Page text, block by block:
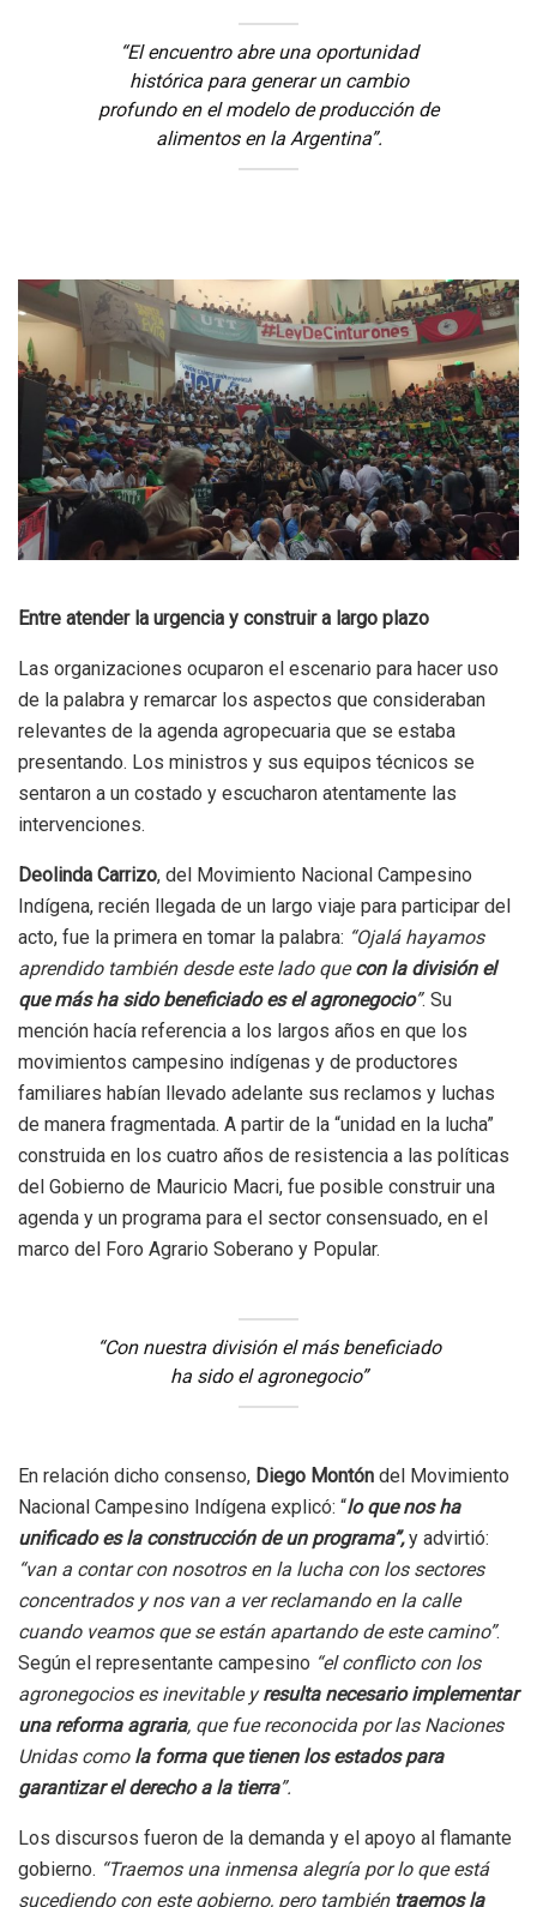
“El encuentro abre una oportunidad
histórica para generar un cambio
profundo en el modelo de producción de
alimentos en la Argentina”.
Entre atender la urgencia y construir a largo plazo
Las organizaciones ocuparon el escenario para hacer uso
de la palabra y remarcar los aspectos que consideraban
relevantes de la agenda agropecuaria que se estaba
presentando. Los ministros y sus equipos técnicos se
sentaron a un costado y escucharon atentamente las
intervenciones.
Deolinda Carrizo, del Movimiento Nacional Campesino
Indígena, recién llegada de un largo viaje para participar del
acto, fue la primera en tomar la palabra: “Ojalá hayamos
aprendido también desde este lado quecon la división el
que más ha sido beneficiado es el agronegocio”. Su
mención hacía referencia a los largos años en que los
movimientos campesino indígenas y de productores
familiares habían llevado adelante sus reclamos y luchas
de manera fragmentada. A partir de la “unidad en la lucha”
construida en los cuatro años de resistencia a las políticas
del Gobierno de Mauricio Macri, fue posible construir una
agenda y un programa para el sector consensuado, en el
marco del Foro Agrario Soberano y Popular.
“Con nuestra división el más beneficiado
ha sido el agronegocio”
En relación dicho consenso, Diego Montón del Movimiento
Nacional Campesino Indígena explicó: “lo que nos ha
unificado es la construcción de un programa”,y advirtió:
“van a contar con nosotros en la lucha con los sectores
concentrados y nos van a ver reclamando en la calle
cuando veamos que se están apartando de este camino”.
Según el representante campesino “el conflicto con los
agronegocios es inevitable yresulta necesario implementar
una reforma agraria, que fue reconocida por las Naciones
Unidas como la forma que tienen los estados para
garantizar el derecho a la tierra”.
Los discursos fueron de la demanda y el apoyo al flamante
gobierno. “Traemos una inmensa alegría por lo que está
sucediendo con este gobierno, pero también traemos la